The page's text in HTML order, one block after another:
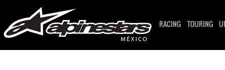
RACING TOURING